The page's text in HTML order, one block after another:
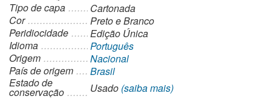
Tipo de capa
Cartonada
Cor
Preto e Branco
Peridiocidade
Edição Única
Idioma
Português
Origem
Nacional
País de origem
Brasil
Estado de
conservação Usado (saiba mais)